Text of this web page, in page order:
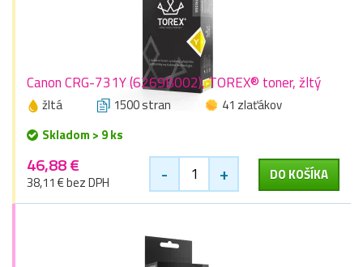
Canon CRG-731Y (6269B002), TOREX® toner, žltý
žltá 1500 stran
41 zlaťákov
Skladom > 9 ks
46,88 €
38,11 € bez DPH - + DO KOŠÍKA